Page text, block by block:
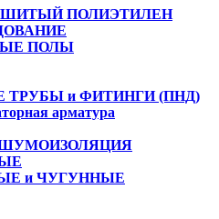
ПОЛИЭТИЛЕН
ПОЛЫ
и ФИТИНГИ (ПНД)
арматура
и ЧУГУННЫЕ